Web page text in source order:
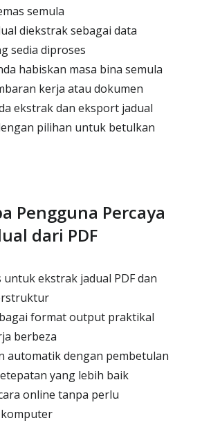
semula
diekstrak sebagai data
sedia diproses
habiskan masa bina semula
kerja atau dokumen
ekstrak dan eksport jadual
pilihan untuk betulkan
Pengguna Percaya
dari PDF
untuk ekstrak jadual PDF dan
format output praktikal
berbeza
automatik dengan pembetulan
yang lebih baik
online tanpa perlu